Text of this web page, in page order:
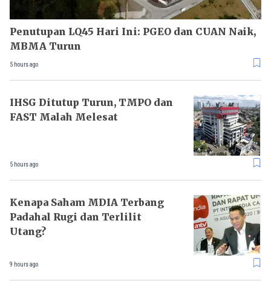
Penutupan LQ45 Hari Ini: PGEO dan CUAN Naik,
MBMA Turun
5 hours ago
IHSG Ditutup Turun, TMPO dan
FAST Malah Melesat
5 hours ago
Kenapa Saham MDIA Terbang
Padahal Rugi dan Terlilit
Utang?
9 hours ago